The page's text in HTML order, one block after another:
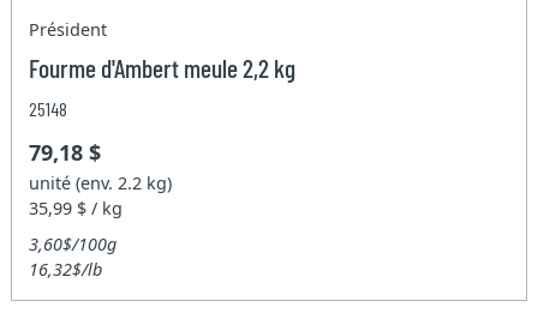
Président
Fourme d'Ambert meule 2,2 kg
25148
79,18 $
unité (env. 2.2 kg)
35,99 $ / kg
3,60$/100g
16,32$/lb